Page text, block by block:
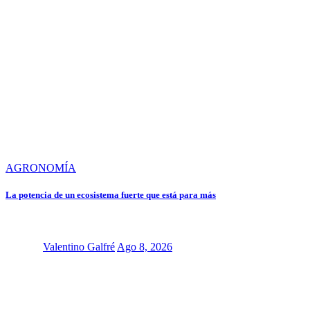
AGRONOMÍA
La potencia de un ecosistema fuerte que está para más
Valentino Galfré Ago 8, 2026